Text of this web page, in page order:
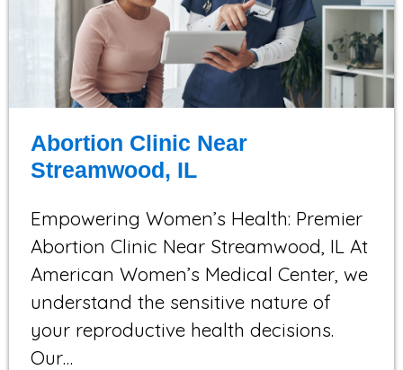
Abortion Clinic Near
Streamwood, IL
Empowering Women’s Health: Premier
Abortion Clinic Near Streamwood, IL At
American Women’s Medical Center, we
understand the sensitive nature of
your reproductive health decisions.
Our…